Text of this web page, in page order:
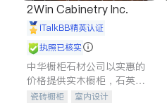
2Win Cabinetry Inc.
iTalkBB精英认证
执照已核实
中华橱柜石材公司以实惠的
价格提供实木橱柜，石英石
台面，多种优质不锈钢水
瓷砖橱柜
室内设计